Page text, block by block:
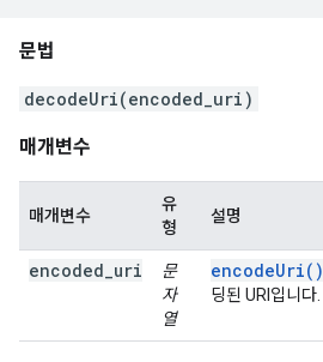
문법
decodeUri(encoded_uri)
매개변수
매개변수
유
형
설명
encoded_uri
문
자
열
encodeUri()
딩된 URI입니다.